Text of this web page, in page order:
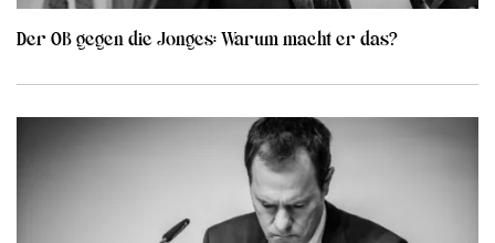
Der OB gegen die Jonges: Warum macht er das?